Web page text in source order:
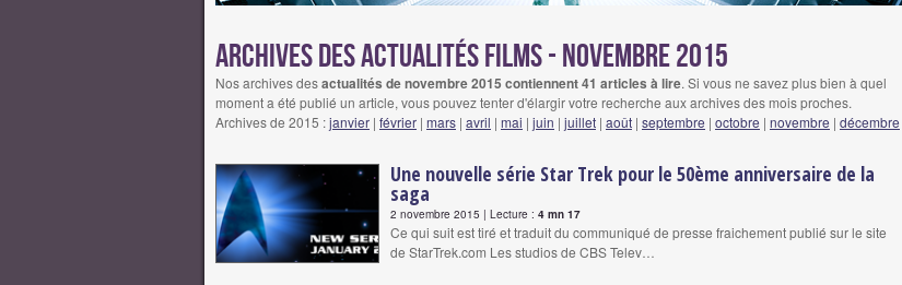
Archives des actualités films - novembre 2015
Nos archives desactualités de novembre 2015 contiennent 41 articles à lire. Si vous ne savez plus bien à quel
moment a été publié un article, vous pouvez tenter d'élargir votre recherche aux archives des mois proches.
Archives de 2015 :janvier | février | mars | avril | mai | juin | juillet | août | septembre | octobre | novembre | décembre
Une nouvelle série Star Trek pour le 50ème anniversaire de la
saga
2 novembre 2015 | Lecture : 4 mn 17
Ce qui suit est tiré et traduit du communiqué de presse fraichement publié sur le site
de StarTrek.com Les studios de CBS Telev…